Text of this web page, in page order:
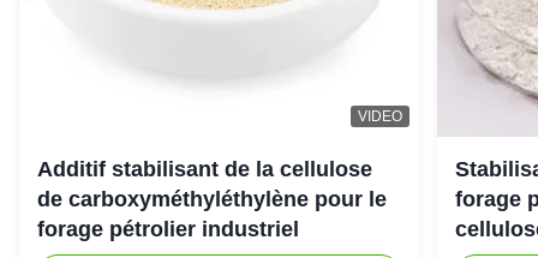
VIDEO
Additif stabilisant de la cellulose
de carboxyméthyléthylène pour le
forage pétrolier industriel
forage